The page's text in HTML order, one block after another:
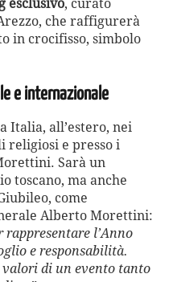
esclusivo, curato
che raffigurerà
in crocifisso, simbolo
e internazionale
Italia, all’estero, nei
e presso i
Sarà un
toscano, ma anche
come
Alberto Morettini:
rappresentare l’Anno
e responsabilità.
di un evento tanto